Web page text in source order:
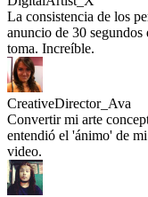
La consistencia de los
anuncio de 30 segundos
toma. Increíble.
CreativeDirector_Ava
Convertir mi arte
entendió el 'ánimo' de
video.